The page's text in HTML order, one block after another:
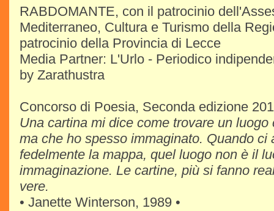
RABDOMANTE, con il patrocinio
Mediterraneo, Cultura e Turismo della
patrocinio della Provincia di Lecce
Media Partner: L'Urlo - Periodico
by Zarathustra
Concorso di Poesia, Seconda edizione
Una cartina mi dice come trovare un
ma che ho spesso immaginato. Quando ci
fedelmente la mappa, quel luogo non è il
immaginazione. Le cartine, più si fanno
vere.
• Janette Winterson, 1989 •